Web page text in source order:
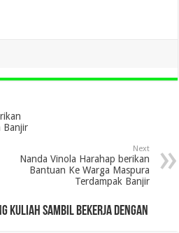
Banjir
Next
Nanda Vinola Harahap berikan
Bantuan Ke Warga Maspura
Terdampak Banjir
KULIAH SAMBIL BEKERJA DENGAN